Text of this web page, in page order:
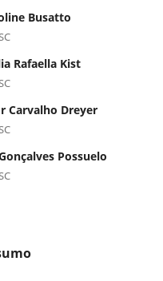
Busatto
Rafaella Kist
Carvalho Dreyer
Possuelo